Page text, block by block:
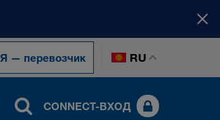
Я — перевозчик RU
CONNECT-ВХОД